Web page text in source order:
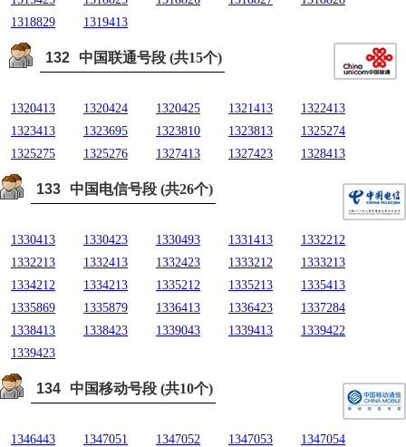
1318829
1319413
132 中国联通号段 (共15个)
1320413 1320424 1320425 1321413
1322413
1323413
1323695 1323810 1323813
1325274
1325275
1325276 1327413 1327423 1328413
133 中国电信号段 (共26个)
1330413 1330423 1330493 1331413
1332212
1332213
1332413 1332423 1333212
1333213
1334212
1334213 1335212 1335213
1335413
1335869
1335879 1336413 1336423
1337284
1338413
1338423 1339043 1339413
1339422
1339423
134 中国移动号段 (共10个)
1346443 1347051 1347052 1347053
1347054